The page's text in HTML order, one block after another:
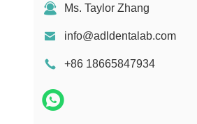
Ms. Taylor Zhang
info@adldentalab.com
+86 18665847934